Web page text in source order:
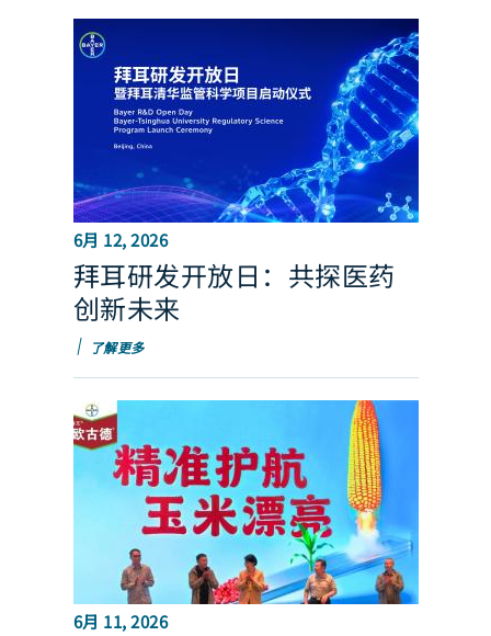
6月 12, 2026
拜耳研发开放日：共探医药
创新未来
了解更多
6月 11, 2026